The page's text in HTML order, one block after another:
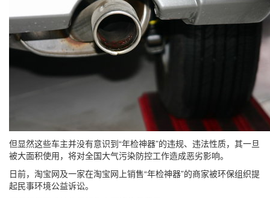
但显然这些车主并没有意识到“年检神器”的违规、违法性质，其一旦
被大面积使用，将对全国大气污染防控工作造成恶劣影响。
日前，淘宝网及一家在淘宝网上销售“年检神器”的商家被环保组织提
起民事环境公益诉讼。